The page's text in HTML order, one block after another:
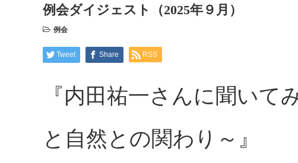
例会ダイジェスト（2025年９月）
例会
Tweet Share RSS
『内田祐一さんに聞いて
と自然との関わり～』